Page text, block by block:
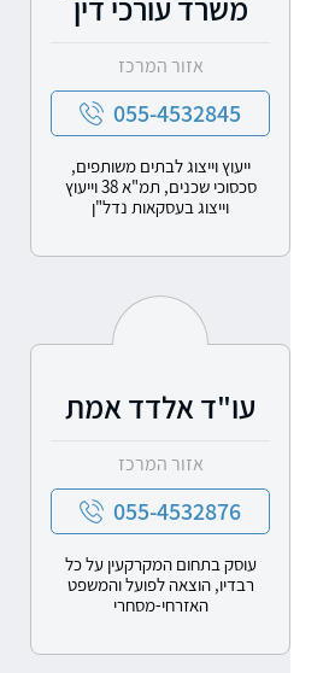
משרד עורכי דין
אזור המרכז
055-4532845
ייעוץ וייצוג לבתים משותפים,
סכסוכי שכנים, תמ"א 38 וייעוץ
וייצוג בעסקאות נדל"ן
עו"ד אלדד אמת
אזור המרכז
055-4532876
עוסק בתחום המקרקעין על כל
רבדיו, הוצאה לפועל והמשפט
האזרחי-מסחרי